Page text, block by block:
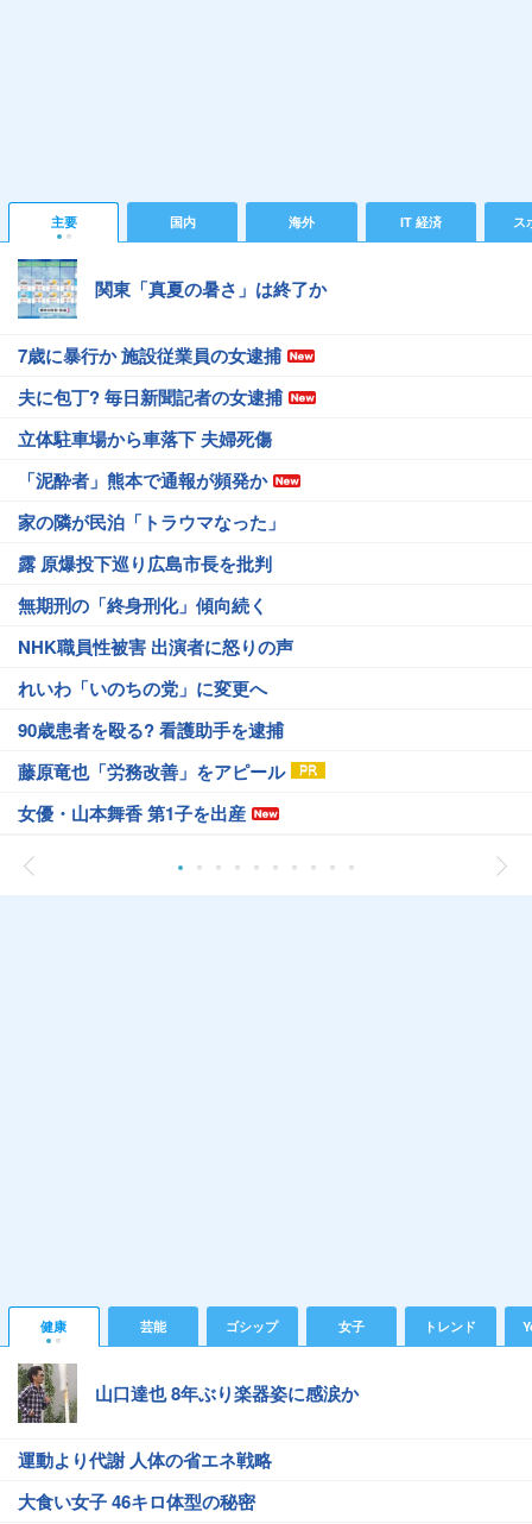
主要 国内 海外 IT 経済 ス
関東「真夏の暑さ」は終了か
7歳に暴行か 施設従業員の女逮捕
夫に包丁? 毎日新聞記者の女逮捕
立体駐車場から車落下 夫婦死傷
「泥酔者」熊本で通報が頻発か
家の隣が民泊「トラウマなった」
露 原爆投下巡り広島市長を批判
無期刑の「終身刑化」傾向続く
NHK職員性被害 出演者に怒りの声
れいわ「いのちの党」に変更へ
90歳患者を殴る? 看護助手を逮捕
藤原竜也「労務改善」をアピール
女優・山本舞香 第1子を出産
健康 芸能 ゴシップ 女子 トレンド
山口達也 8年ぶり楽器姿に感涙か
運動より代謝 人体の省エネ戦略
大食い女子 46キロ体型の秘密